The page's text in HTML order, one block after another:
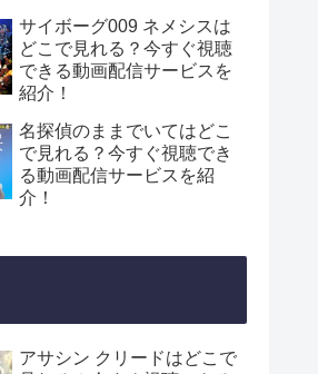
サイボーグ009 ネメシスは
どこで見れる？今すぐ視聴
できる動画配信サービスを
紹介！
名探偵のままでいてはどこ
で見れる？今すぐ視聴でき
る動画配信サービスを紹
介！
アサシン クリードはどこで